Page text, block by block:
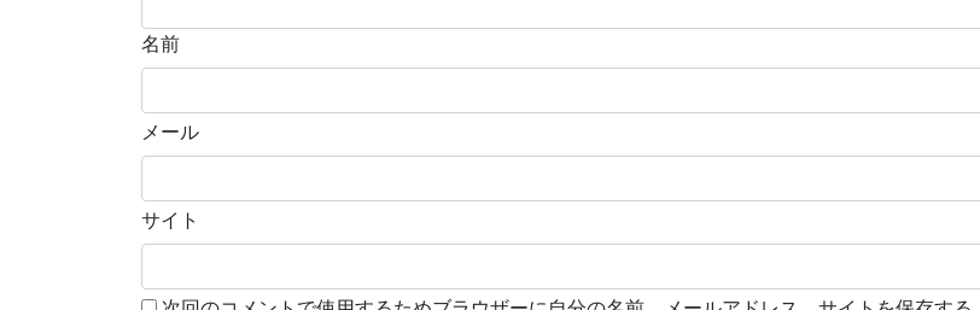
名前
メール
サイト